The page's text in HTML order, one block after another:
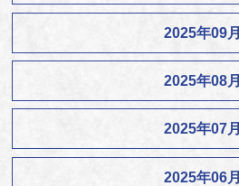
2025年09月
2025年08月
2025年07月
2025年06月